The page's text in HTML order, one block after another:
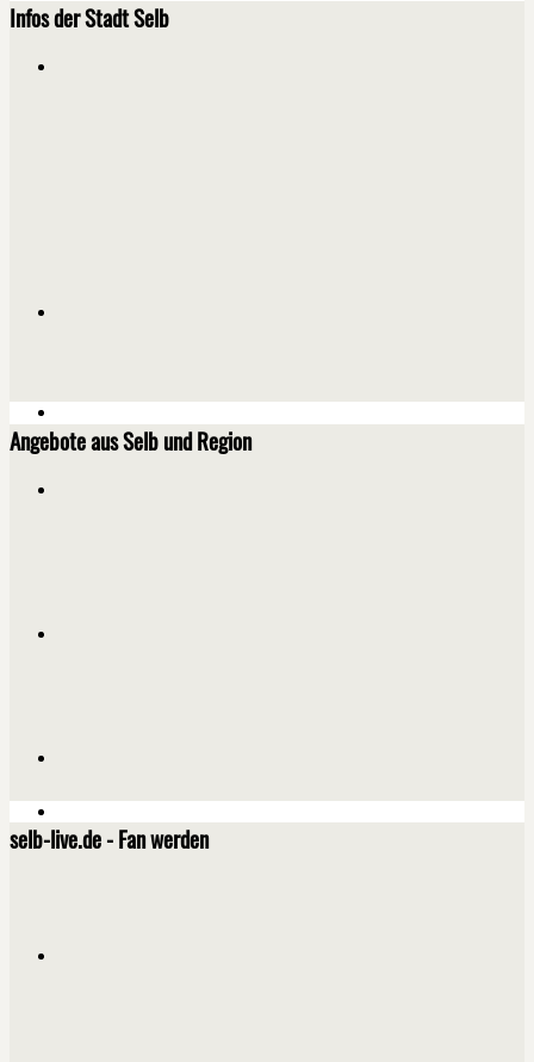
Infos der Stadt Selb
Angebote aus Selb und Region
selb-live.de - Fan werden